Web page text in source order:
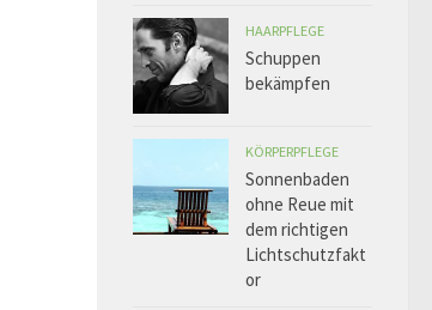
HAARPFLEGE
Schuppen
bekämpfen
KÖRPERPFLEGE
Sonnenbaden
ohne Reue mit
dem richtigen
Lichtschutzfakt
or